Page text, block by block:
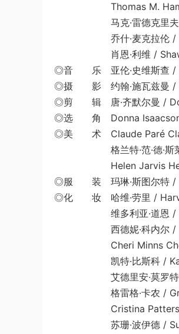
Thomas M. Hammel
马克·雷德克里夫 /
乔什·麦克拉伦 /
肖恩·利维 /
◎音 乐 亚伦·史维斯查 /
◎摄 影 约翰·施瓦兹曼 /
◎剪 辑 唐·齐默尔曼 /
◎选 角 Donna Isaacson
◎美 术 Claude Paré
格兰特·范·德·斯莱格
Helen Jarvis
◎服 装 玛琳·斯图尔特 /
◎化 妆 哈维·劳里 /
维多利亚·道恩 /
西德妮·科内尔 /
Cheri Minns Cheri
凯特·比斯科 /
艾德里安·莫罗特 /
格雷格·卡农 /
Cristina Patterson
苏珊·波伊德 /